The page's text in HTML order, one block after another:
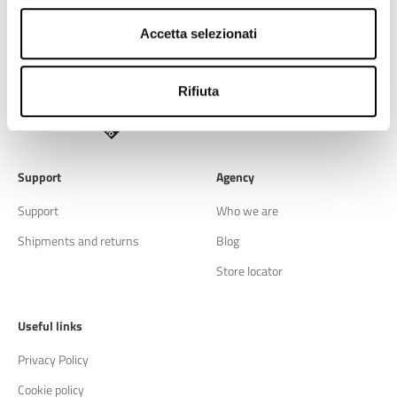
Accetta selezionati
Rifiuta
CONTINUE
Discover also
Support
Support
Shipments and returns
Agency
Who we are
Blog
Store locator
Useful links
Privacy Policy
Cookie policy